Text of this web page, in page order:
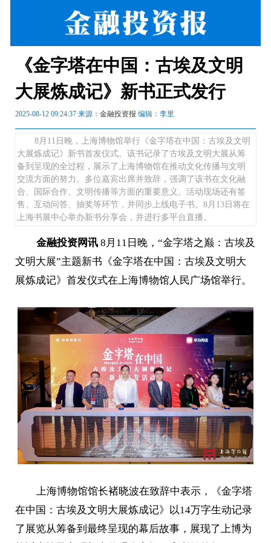
《金字塔在中国：古埃及文明
大展炼成记》新书正式发行
2025-08-12 09:24:37 来源：金融投资报 编辑：李里
8月11日晚，上海博物馆举行《金字塔在中国：古埃及文明
大展炼成记》新书首发仪式。该书记录了古埃及文明大展从筹
备到呈现的全过程，展示了上海博物馆在推动文化传播与文明
交流方面的努力。多位嘉宾出席并致辞，强调了该书在文化融
合、国际合作、文明传播等方面的重要意义。活动现场还有签
售、互动问答、抽奖等环节，并同步上线电子书。8月13日将在
上海书展中心举办新书分享会，并进行多平台直播。
金融投资网讯 8月11日晚，“金字塔之巅：古埃及
文明大展”主题新书《金字塔在中国：古埃及文明大
展炼成记》首发仪式在上海博物馆人民广场馆举行。
上海博物馆馆长褚晓波在致辞中表示，《金字塔
在中国：古埃及文明大展炼成记》以14万字生动记录
了展览从筹备到最终呈现的幕后故事，展现了上博为